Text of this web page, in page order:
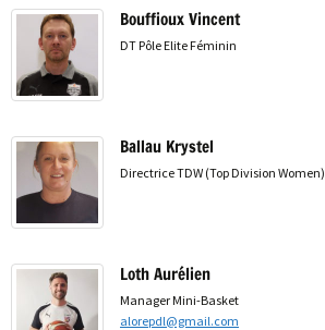
Bouffioux Vincent
DT Pôle Elite Féminin
Ballau Krystel
Directrice TDW (Top Division Women)
Loth Aurélien
Manager Mini-Basket
alorepdl@gmail.com